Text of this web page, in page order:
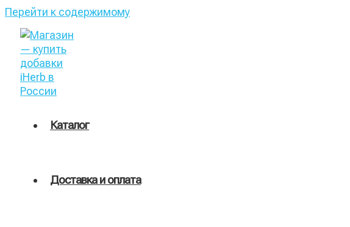
Перейти к содержимому
Каталог
Доставка и оплата